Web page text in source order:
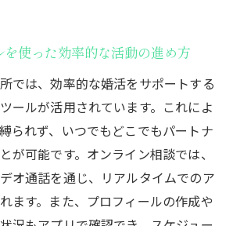
使った効率的な活動の進め方
では、効率的な婚活をサポートする
ールが活用されています。これによ
られず、いつでもどこでもパートナ
が可能です。オンライン相談では、
オ通話を通じ、リアルタイムでのア
ます。また、プロフィールの作成や